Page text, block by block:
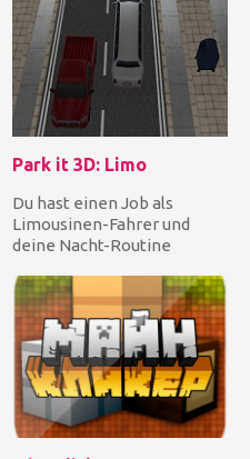
Park it 3D: Limo
Du hast einen Job als
Limousinen-Fahrer und
deine Nacht-Routine
abzuholen und sie...